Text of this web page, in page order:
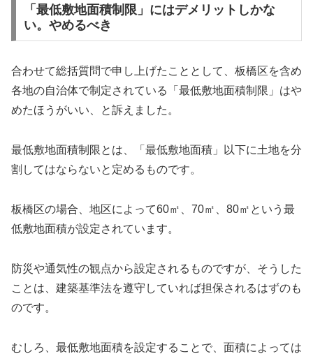
「最低敷地面積制限」にはデメリットしかな
い。やめるべき
合わせて総括質問で申し上げたこととして、板橋区を含め
各地の自治体で制定されている「最低敷地面積制限」はや
めたほうがいい、と訴えました。
最低敷地面積制限とは、「最低敷地面積」以下に土地を分
割してはならないと定めるものです。
板橋区の場合、地区によって60㎡、70㎡、80㎡という最
低敷地面積が設定されています。
防災や通気性の観点から設定されるものですが、そうした
ことは、建築基準法を遵守していれば担保されるはずのも
のです。
むしろ、最低敷地面積を設定することで、面積によっては